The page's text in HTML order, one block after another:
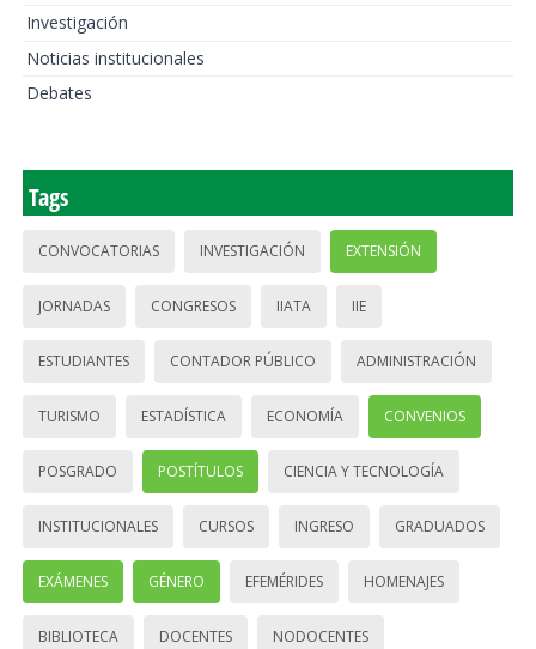
Investigación
Noticias institucionales
Debates
Tags
CONVOCATORIAS INVESTIGACIÓN EXTENSIÓN
JORNADAS CONGRESOS IIATA IIE
ESTUDIANTES CONTADOR PÚBLICO ADMINISTRACIÓN
TURISMO ESTADÍSTICA ECONOMÍA CONVENIOS
POSGRADO POSTÍTULOS CIENCIA Y TECNOLOGÍA
INSTITUCIONALES CURSOS INGRESO GRADUADOS
EXÁMENES GÉNERO EFEMÉRIDES HOMENAJES
BIBLIOTECA DOCENTES NODOCENTES